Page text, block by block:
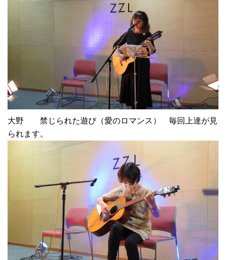
大野 禁じられた遊び（愛のロマンス） 毎回上達が見
られます。